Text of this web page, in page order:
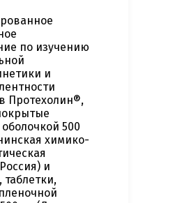
по изучению
и
Протехолин®,
500
химико-
и